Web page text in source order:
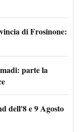
di Frosinone:
parte la
dell'8 e 9 Agosto